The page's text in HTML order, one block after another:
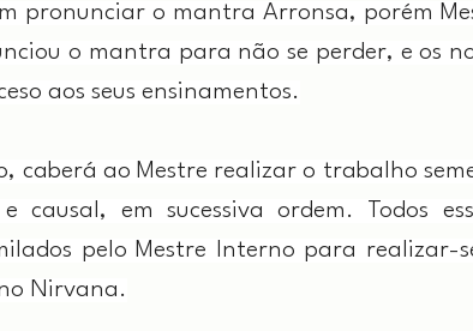
pronunciar o mantra Arronsa, porém
o mantra para não se perder, e os
aos seus ensinamentos.
caberá ao Mestre realizar o trabalho
causal, em sucessiva ordem. Todos
pelo Mestre Interno para realizar-
Nirvana.